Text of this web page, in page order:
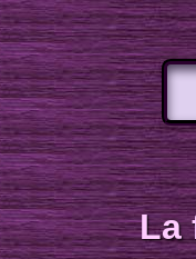
La